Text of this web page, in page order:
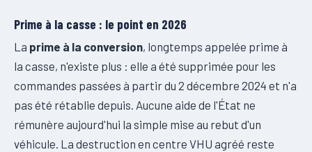
Prime à la casse : le point en 2026
La prime à la conversion, longtemps appelée prime à
la casse, n'existe plus : elle a été supprimée pour les
commandes passées à partir du 2 décembre 2024 et n'a
pas été rétablie depuis. Aucune aide de l'État ne
rémunère aujourd'hui la simple mise au rebut d'un
véhicule. La destruction en centre VHU agréé reste